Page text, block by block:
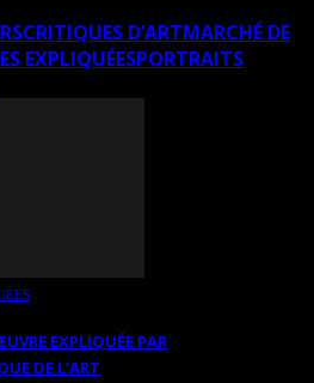
CRITIQUES D’ARTMARCHÉ DE
EXPLIQUÉESPORTRAITS
EXPLIQUÉE PAR
DE L’ART